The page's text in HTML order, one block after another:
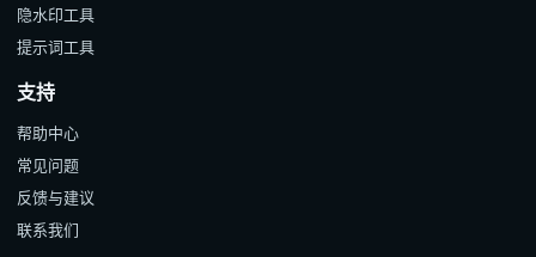
隐水印工具
提示词工具
支持
帮助中心
常见问题
反馈与建议
联系我们